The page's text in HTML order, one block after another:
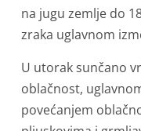
na jugu zemlje do
zraka uglavnom
U utorak sunčano
oblačnost,
povećanjem